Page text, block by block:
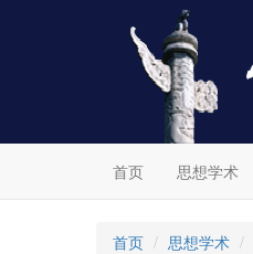
首页 思想学术
首页 思想学术